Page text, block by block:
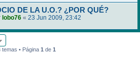
DE LA U.O.? ¿POR QUÉ?
lobo76 « 23 Jun 2009, 23:42
temas • Página 1de 1